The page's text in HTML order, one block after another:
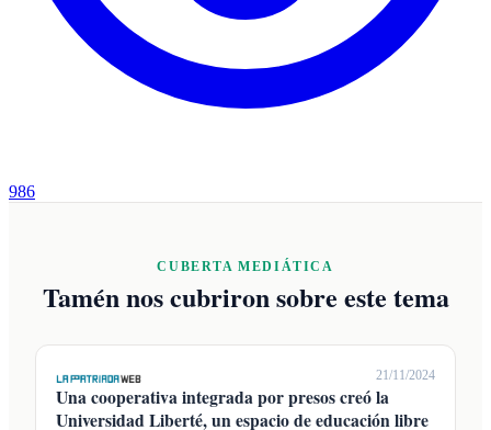
986
CUBERTA MEDIÁTICA
Tamén nos cubriron sobre este tema
21/11/2024
Una cooperativa integrada por presos creó la
Universidad Liberté, un espacio de educación libre